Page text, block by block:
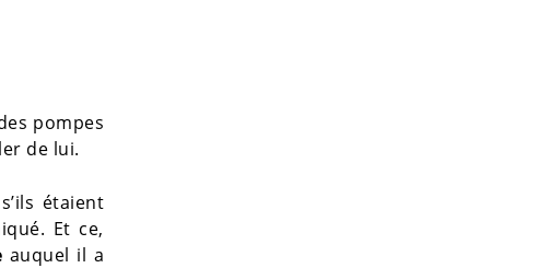
pompes
de lui.
étaient
Et ce,
auquel il a